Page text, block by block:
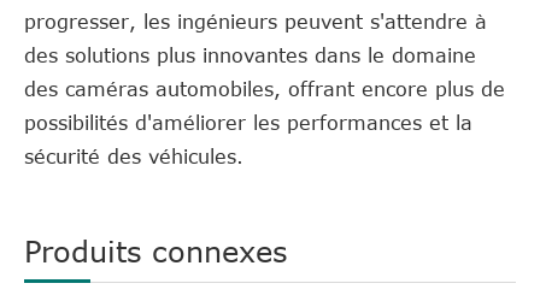
progresser, les ingénieurs peuvent s'attendre à
des solutions plus innovantes dans le domaine
des caméras automobiles, offrant encore plus de
possibilités d'améliorer les performances et la
sécurité des véhicules.
Produits connexes